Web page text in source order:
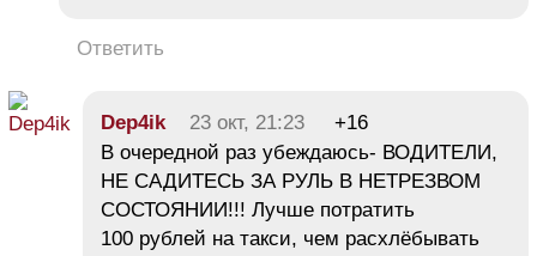
Ответить
Dep4ik 23 окт, 21:23
+16
В очередной раз убеждаюсь- ВОДИТЕЛИ,
НЕ САДИТЕСЬ ЗА РУЛЬ В НЕТРЕЗВОМ
СОСТОЯНИИ!!! Лучше потратить
100 рублей на такси, чем расхлёбывать